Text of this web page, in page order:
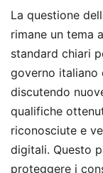
La questione
rimane un tema
standard chiari
governo italiano
discutendo
qualifiche
riconosciute e
digitali. Questo
proteggere i